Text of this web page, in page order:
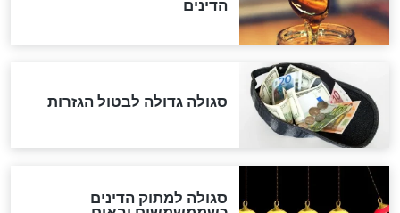
"מודה לקב"ה על כל השנים"
לכל המאמרים